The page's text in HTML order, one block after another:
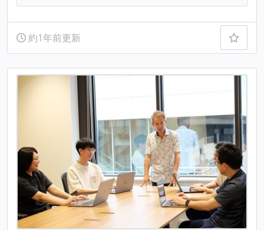
約1年前更新